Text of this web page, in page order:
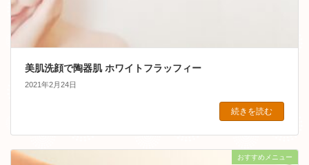
美肌洗顔で陶器肌 ホワイトフラッフィー
2021年2月24日
続きを読む
おすすめメニュー